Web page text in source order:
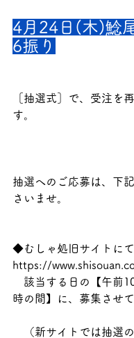
4月24日(木)鯰
6振り
［抽選式］で、受注を
す。
抽選へのご応募は、下
さいませ。
◆むしゃ処旧サイトに
https://
該当する日の【午前
時の間】に、募集させて
（新サイトでは抽選